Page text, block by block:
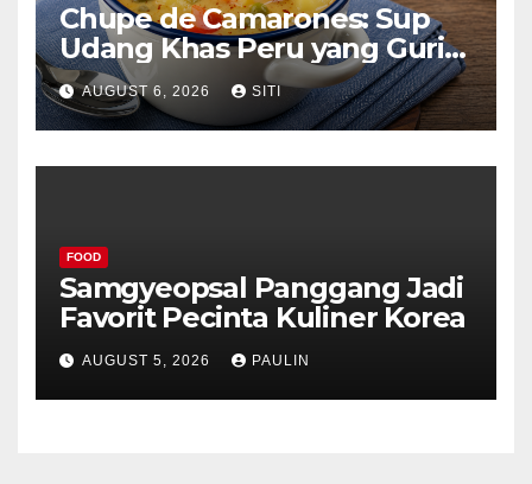
Chupe de Camarones: Sup
Udang Khas Peru yang Gurih
Lezat
AUGUST 6, 2026 SITI
FOOD
Samgyeopsal Panggang Jadi
Favorit Pecinta Kuliner Korea
AUGUST 5, 2026 PAULIN